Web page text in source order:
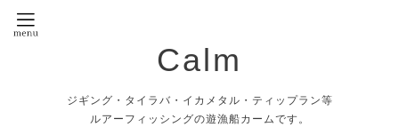
Calm
ジギング・タイラバ・イカメタル・ティップラン等
ルアーフィッシングの遊漁船カームです。